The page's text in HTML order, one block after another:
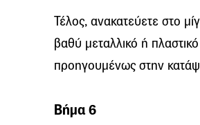
Τέλος, ανακατεύετε στο
βαθύ μεταλλικό ή
προηγουμένως στην
Βήμα 6